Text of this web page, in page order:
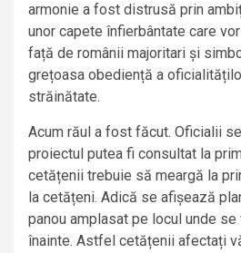
armonie a fost distrusă prin
unor capete înfierbântate care
față de românii majoritari și
grețoasa obediență a
străinătate.
Acum răul a fost făcut. Oficialii
proiectul putea fi consultat la
cetățenii trebuie să meargă la
la cetățeni. Adică se afișează
panou amplasat pe locul unde
înainte. Astfel cetățenii afectați